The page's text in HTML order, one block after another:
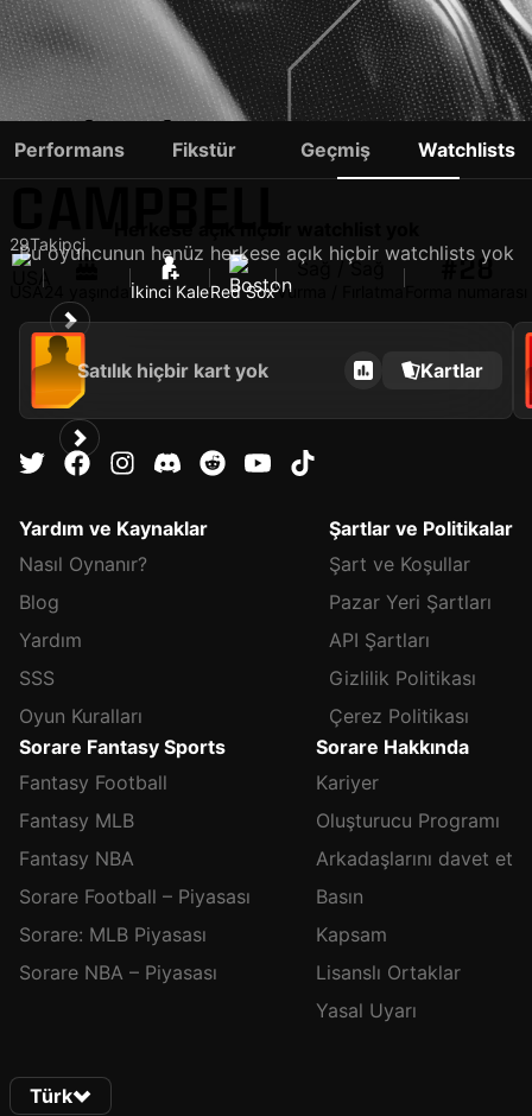
KRISTIAN
29Takipçi
İkinci KaleRed Sox
Sağ / Sağ
Vurma / Fırlatma
#28
Performans Fikstür Geçmiş Watchlists
Bu oyuncunun henüz herkese açık hiçbir watchlists yok
Satılık hiçbir kart yok Kartlar
Yardım ve Kaynaklar
Nasıl Oynanır?
Blog
Yardım
SSS
Oyun Kuralları
Şartlar ve Politikalar
Şart ve Koşullar
Pazar Yeri Şartları
API Şartları
Gizlilik Politikası
Çerez Politikası
Sorare Fantasy Sports
Fantasy Football
Fantasy MLB
Fantasy NBA
Sorare Football – Piyasası
Sorare: MLB Piyasası
Sorare NBA – Piyasası
Sorare Hakkında
Kariyer
Oluşturucu Programı
Arkadaşlarını davet et
Basın
Kapsam
Lisanslı Ortaklar
Yasal Uyarı
Türk